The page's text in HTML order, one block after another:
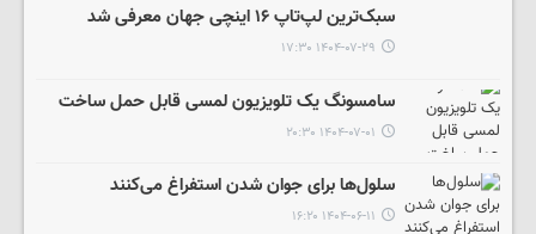
سبک‌ترین لپ‌تاپ ۱۶ اینچی جهان معرفی شد
۱۴۰۴-۰۷-۲۹ ۱۷:۳۰
سامسونگ یک تلویزیون لمسی قابل حمل ساخت
۱۴۰۴-۰۷-۰۱ ۲۰:۳۰
سلول‌ها برای جوان شدن استفراغ می‌کنند
۱۴۰۴-۰۶-۱۱ ۱۶:۲۰